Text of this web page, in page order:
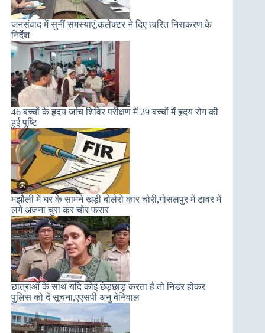
जनसंवाद में सुनीं समस्याएं,कलेक्टर ने दिए त्वरित निराकरण के
निर्देश
46 बच्चों के हृदय जांच शिविर परीक्षण में 29 बच्चों में हृदय रोग की
हुई पुष्टि
मझौली में घर के सामने खड़ी बोलेरो कार चोरी,गोसलपुर में टावर में
लगे अजना चुरा कर चोर फरार
छात्राओं के साथ यदि कोई छेड़छाड़ करता है तो निडर होकर
पुलिस को दें सूचना,एएसपी अनु बेनिवाल